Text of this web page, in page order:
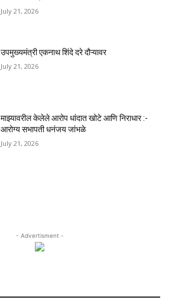
July 21, 2026
उपमुख्यमंत्री एकनाथ शिंदे दरे दौऱ्यावर
July 21, 2026
माझ्यावरील केलेले आरोप धांदात खोटे आणि निराधार :-
आरोग्य सभापती धनंजय जांभळे
July 21, 2026
- Advertisment -